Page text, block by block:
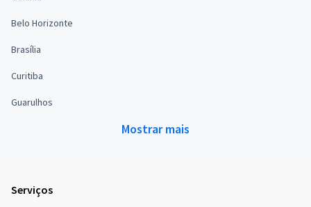
Belo Horizonte
Brasília
Curitiba
Guarulhos
Mostrar mais
Serviços